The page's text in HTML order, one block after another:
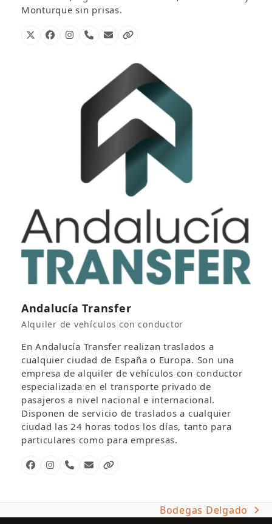
Monturque sin prisas.
X FacebookInstagram
Número
CorreoPágina
Andalucía Transfer
Alquiler de vehículos con conductor
En Andalucía Transfer realizan traslados a
cualquier ciudad de España o Europa. Son una
empresa de alquiler de vehículos con conductor
especializada en el transporte privado de
pasajeros a nivel nacional e internacional.
Disponen de servicio de traslados a cualquier
ciudad las 24 horas todos los días, tanto para
particulares como para empresas.
FacebookInstagram
Número
CorreoPágina
next
Bodegas Delgado